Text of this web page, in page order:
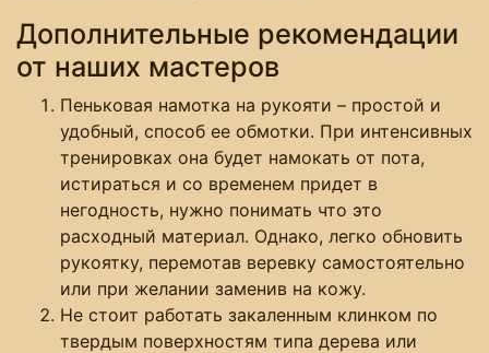
Дополнительные рекомендации
от наших мастеров
Пеньковая намотка на рукояти – простой и
удобный, способ ее обмотки. При интенсивных
тренировках она будет намокать от пота,
истираться и со временем придет в
негодность, нужно понимать что это
расходный материал. Однако, легко обновить
рукоятку, перемотав веревку самостоятельно
или при желании заменив на кожу.
Не стоит работать закаленным клинком по
твердым поверхностям типа дерева или